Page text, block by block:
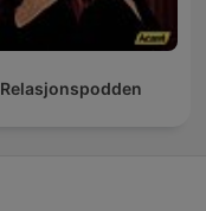
Relasjonspodden